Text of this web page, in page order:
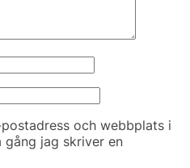
och webbplats i
gång jag skriver en